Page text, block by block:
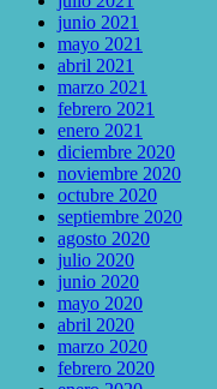
junio 2021
mayo 2021
abril 2021
marzo 2021
febrero 2021
enero 2021
diciembre 2020
noviembre 2020
octubre 2020
septiembre 2020
agosto 2020
julio 2020
junio 2020
mayo 2020
abril 2020
marzo 2020
febrero 2020